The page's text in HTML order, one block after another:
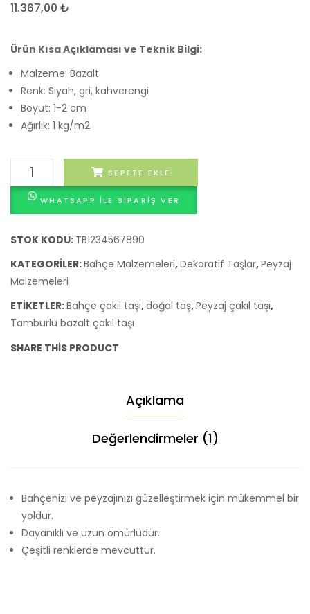
11.367,00 ₺
Ürün Kısa Açıklaması ve Teknik Bilgi:
Malzeme: Bazalt
Renk: Siyah, gri, kahverengi
Boyut: 1-2 cm
Ağırlık: 1 kg/m2
Tamburlu
Bazalt
Çakıl
Dökme
Fiyatları
adet
SEPETE EKLE
WHATSAPP ILE SIPARIŞ VER
STOK KODU: TB1234567890
KATEGORILER:Bahçe Malzemeleri,Dekoratif Taşlar,Peyzaj
Malzemeleri
ETIKETLER:Bahçe çakıl taşı,doğal taş,Peyzaj çakıl taşı,
Tamburlu bazalt çakıl taşı
SHARE THIS PRODUCT
Açıklama
Değerlendirmeler (1)
Bahçenizi ve peyzajınızı güzelleştirmek için mükemmel bir
yoldur.
Dayanıklı ve uzun ömürlüdür.
Çeşitli renklerde mevcuttur.